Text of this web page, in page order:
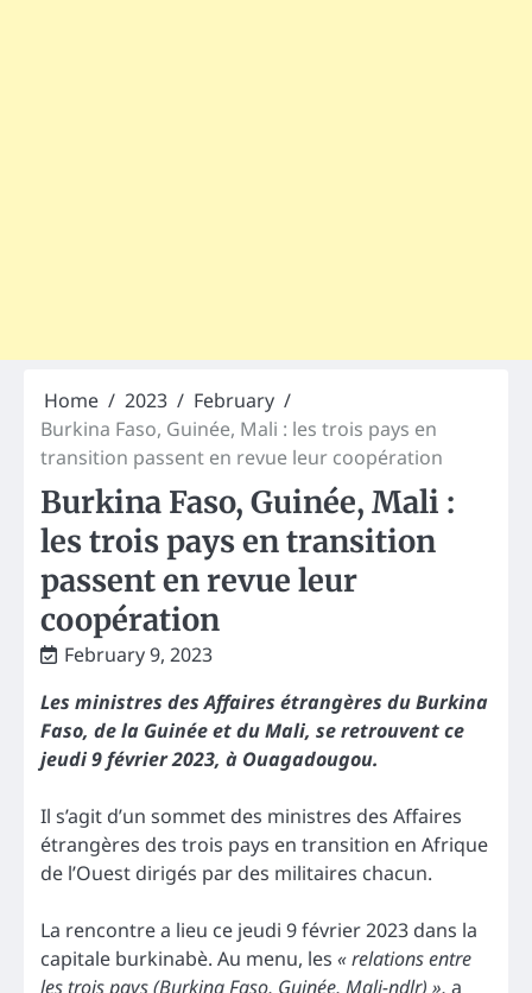
Home 2023
February
Burkina Faso, Guinée, Mali : les trois pays en
transition passent en revue leur coopération
Burkina Faso, Guinée, Mali :
les trois pays en transition
passent en revue leur
coopération
February 9, 2023
Les ministres des Affaires étrangères du Burkina
Faso, de la Guinée et du Mali, se retrouvent ce
jeudi 9 février 2023, à Ouagadougou.
Il s’agit d’un sommet des ministres des Affaires
étrangères des trois pays en transition en Afrique
de l’Ouest dirigés par des militaires chacun.
La rencontre a lieu ce jeudi 9 février 2023 dans la
capitale burkinabè. Au menu, les « relations entre
les trois pays (Burkina Faso, Guinée, Mali-ndlr) », a